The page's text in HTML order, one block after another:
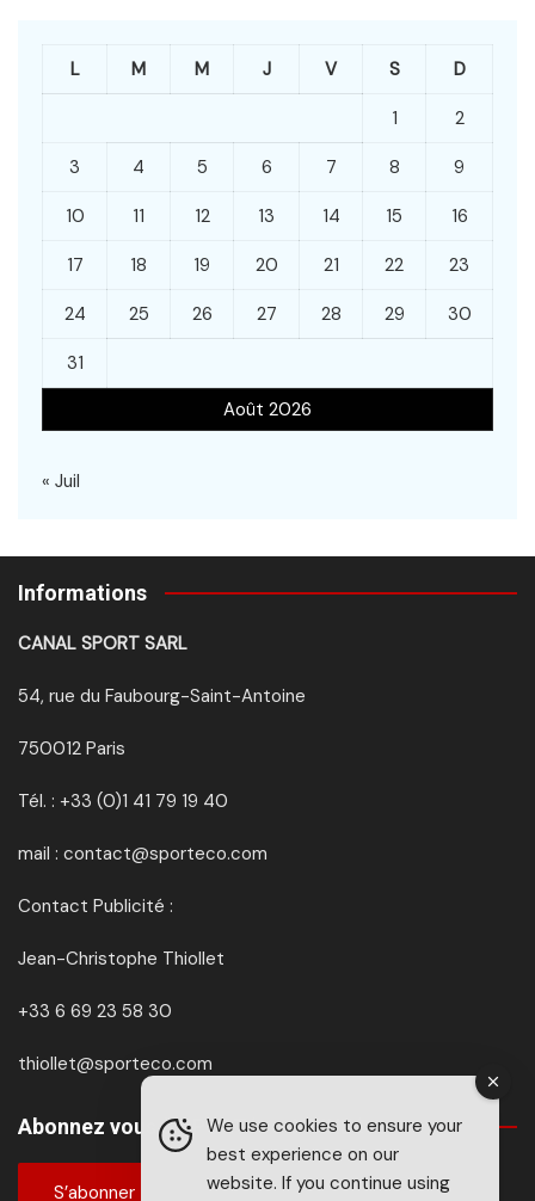
Août 2026
L M M J V S D
1 2
3 4 5 6 7 8 9
10 11 12 13 14 15 16
17 18 19 20 21 22 23
24 25 26 27 28 29 30
31
« Juil
Informations
CANAL SPORT SARL
54, rue du Faubourg-Saint-Antoine
750012 Paris
Tél. : +33 (0)1 41 79 19 40
mail : contact@sporteco.com
Contact Publicité :
Jean-Christophe Thiollet
+33 6 69 23 58 30
thiollet@sporteco.com
Abonnez vous à SPORTéco & BIKEéco
S’abonner
We use cookies to ensure your
best experience on our
website. If you continue using